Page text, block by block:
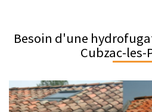
Besoin d'une
Cubzac-les-